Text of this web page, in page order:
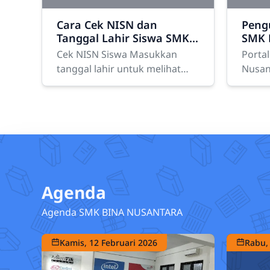
Cara Cek NISN dan
Tanggal Lahir Siswa SMK
Bina Nusantara untuk
Login Form Kelulusan
Cek NISN Siswa Masukkan
tanggal lahir untuk melihat
NISN. Jika ada lebih dari satu
2026
Agenda
Agenda SMK BINA NUSANTARA
Kamis, 12 Februari 2026